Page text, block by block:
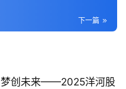
下一篇
梦创未来——2025洋河股